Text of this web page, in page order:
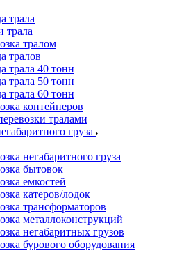
трала
трала
тралом
тралов
трала 40 тонн
трала 50 тонн
трала 60 тонн
контейнеров
тралами
груза
негабаритного груза
бытовок
емкостей
катеров/лодок
трансформаторов
металлоконструкций
негабаритных грузов
бурового оборудования